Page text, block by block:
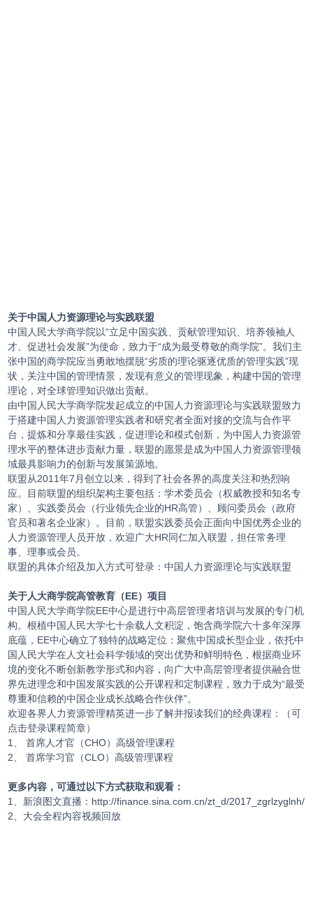
关于中国人力资源理论与实践联盟
中国人民大学商学院以“立足中国实践、贡献管理知识、培养领袖人
才、促进社会发展”为使命，致力于“成为最受尊敬的商学院”。我们主
张中国的商学院应当勇敢地摆脱“劣质的理论驱逐优质的管理实践”现
状，关注中国的管理情景，发现有意义的管理现象，构建中国的管理
理论，对全球管理知识做出贡献。
由中国人民大学商学院发起成立的中国人力资源理论与实践联盟致力
于搭建中国人力资源管理实践者和研究者全面对接的交流与合作平
台，提炼和分享最佳实践，促进理论和模式创新，为中国人力资源管
理水平的整体进步贡献力量，联盟的愿景是成为中国人力资源管理领
域最具影响力的创新与发展策源地。
联盟从2011年7月创立以来，得到了社会各界的高度关注和热烈响
应。目前联盟的组织架构主要包括：学术委员会（权威教授和知名专
家）、实践委员会（行业领先企业的HR高管）、顾问委员会（政府
官员和著名企业家）。目前，联盟实践委员会正面向中国优秀企业的
人力资源管理人员开放，欢迎广大HR同仁加入联盟，担任常务理
事、理事或会员。
联盟的具体介绍及加入方式可登录：中国人力资源理论与实践联盟
关于人大商学院高管教育（EE）项目
中国人民大学商学院EE中心是进行中高层管理者培训与发展的专门机
构。根植中国人民大学七十余载人文积淀，饱含商学院六十多年深厚
底蕴，EE中心确立了独特的战略定位：聚焦中国成长型企业，依托中
国人民大学在人文社会科学领域的突出优势和鲜明特色，根据商业环
境的变化不断创新教学形式和内容，向广大中高层管理者提供融合世
界先进理念和中国发展实践的公开课程和定制课程，致力于成为“最受
尊重和信赖的中国企业成长战略合作伙伴”。
欢迎各界人力资源管理精英进一步了解并报读我们的经典课程：（可
点击登录课程简章）
1、 首席人才官（CHO）高级管理课程
2、 首席学习官（CLO）高级管理课程
更多内容，可通过以下方式获取和观看：
1、新浪图文直播：http://finance.sina.com.cn/zt_d/2017_zgrlzyglnh/
2、大会全程内容视频回放